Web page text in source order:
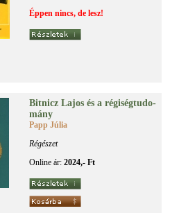
Éppen nincs, de lesz!
Bit­nicz La­jos és a ré­gi­ség­tu­do­
mány
Papp Júlia
Régészet
Online ár: 2024,- Ft